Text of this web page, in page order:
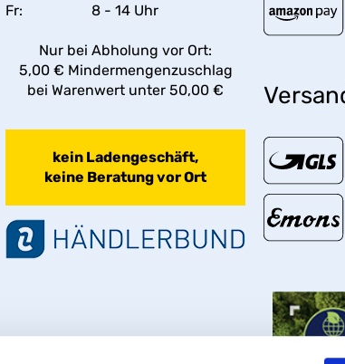
Fr:
8 - 14 Uhr
Nur bei Abholung vor Ort:
5,00 € Mindermengenzuschlag
bei Warenwert unter 50,00 €
kein Ladengeschäft,
keine Beratung vor Ort